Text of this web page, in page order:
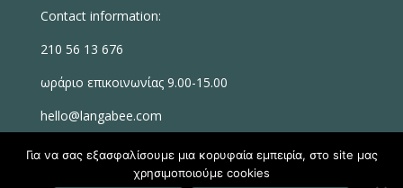
Contact information:
210 56 13 676
ωράριο επικοινωνίας 9.00-15.00
hello@langabee.com
Για να σας εξασφαλίσουμε μια κορυφαία εμπειρία, στο site μας
χρησιμοποιούμε cookies